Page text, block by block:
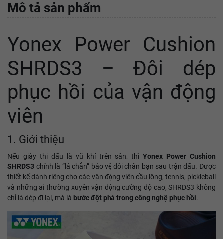
Mô tả sản phẩm
Yonex Power Cushion
SHRDS3 – Đôi dép
phục hồi của vận động
viên
1. Giới thiệu
Nếu giày thi đấu là vũ khí trên sân, thì Yonex Power Cushion
SHRDS3 chính là “lá chắn” bảo vệ đôi chân bạn sau trận đấu. Được
thiết kế dành riêng cho các vận động viên cầu lông, tennis, pickleball
và những ai thường xuyên vận động cường độ cao, SHRDS3 không
chỉ là dép đi lại, mà là bước đột phá trong công nghệ phục hồi.